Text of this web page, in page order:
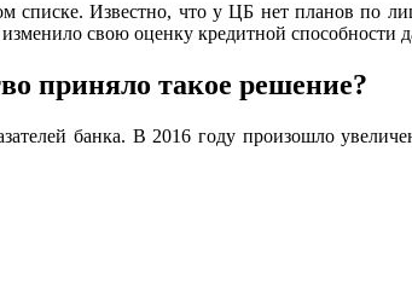
списке. Известно, что у ЦБ нет планов по
свою оценку кредитной способности
приняло такое решение?
банка. В 2016 году произошло